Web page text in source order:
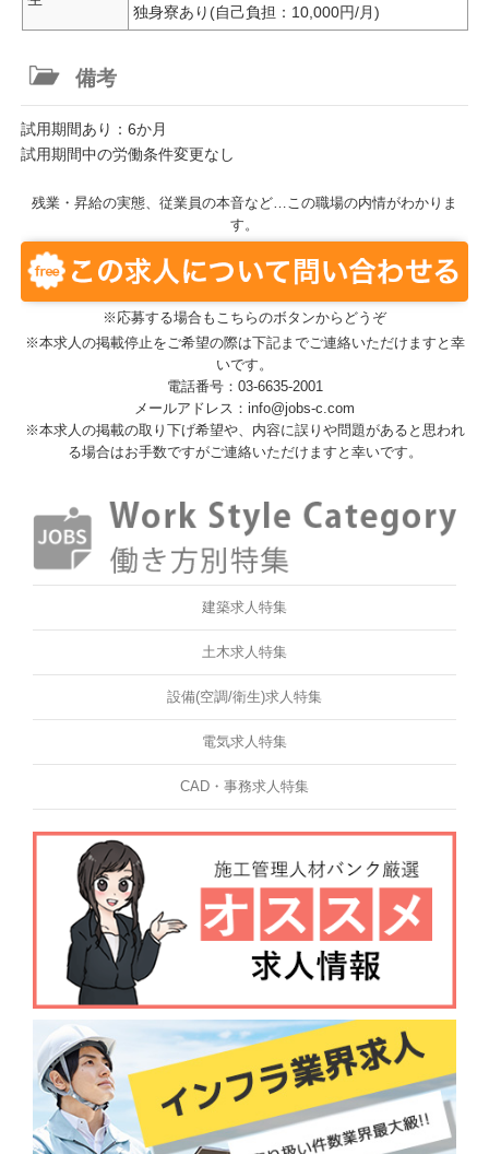
独身寮あり(自己負担：10,000円/月)
備考
試用期間あり：6か月
試用期間中の労働条件変更なし
残業・昇給の実態、従業員の本音など…この職場の内情がわかりま
す。
※応募する場合もこちらのボタンからどうぞ
※本求人の掲載停止をご希望の際は下記までご連絡いただけますと幸
いです。
電話番号：03-6635-2001
メールアドレス：info@jobs-c.com
※本求人の掲載の取り下げ希望や、内容に誤りや問題があると思われ
る場合はお手数ですがご連絡いただけますと幸いです。
建築求人特集
土木求人特集
設備(空調/衛生)求人特集
電気求人特集
CAD・事務求人特集